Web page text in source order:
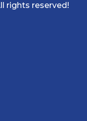
rights reserved!